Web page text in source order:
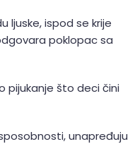
ljuske, ispod se krije
poklopac sa
pijukanje što deci čini
unapređuju